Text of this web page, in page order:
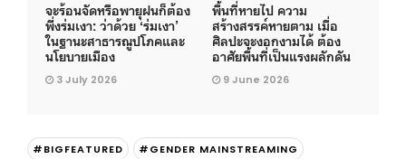
จะร้อนจัดหรือพายุฝนก็ต้อง
พึ่งร่มเงา: ว่าด้วย ‘ร่มเงา’
ในฐานะสาธารณูปโภคและ
นโยบายเมือง
3 July 2026
พื้นที่หายไป ความ
สร้างสรรค์หายตาม เมื่อ
ศิลปะจะงอกงามได้ ต้อง
อาศัยพื้นที่เป็นแรงผลักดัน
9 June 2026
#BIGFEATURED
#GENDER MAINSTREAMING